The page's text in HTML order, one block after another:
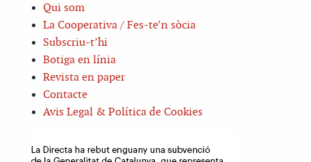
Qui som
La Cooperativa / Fes-te’n sòcia
Subscriu-t’hi
Botiga en línia
Revista en paper
Contacte
Avis Legal & Política de Cookies